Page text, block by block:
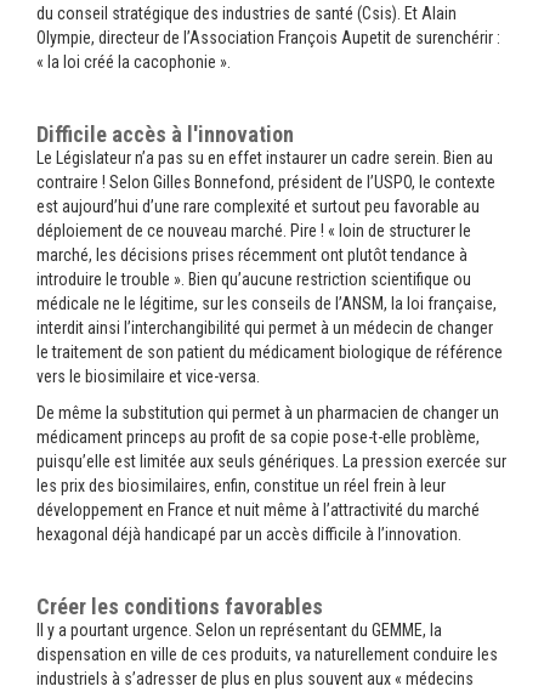
du conseil stratégique des industries de santé (Csis). Et Alain
Olympie, directeur de l’Association François Aupetit de surenchérir :
« la loi créé la cacophonie ».
Difficile accès à l'innovation
Le Législateur n’a pas su en effet instaurer un cadre serein. Bien au
contraire ! Selon Gilles Bonnefond, président de l’USPO, le contexte
est aujourd’hui d’une rare complexité et surtout peu favorable au
déploiement de ce nouveau marché. Pire ! « loin de structurer le
marché, les décisions prises récemment ont plutôt tendance à
introduire le trouble ». Bien qu’aucune restriction scientifique ou
médicale ne le légitime, sur les conseils de l’ANSM, la loi française,
interdit ainsi l’interchangibilité qui permet à un médecin de changer
le traitement de son patient du médicament biologique de référence
vers le biosimilaire et vice-versa.
De même la substitution qui permet à un pharmacien de changer un
médicament princeps au profit de sa copie pose-t-elle problème,
puisqu’elle est limitée aux seuls génériques. La pression exercée sur
les prix des biosimilaires, enfin, constitue un réel frein à leur
développement en France et nuit même à l’attractivité du marché
hexagonal déjà handicapé par un accès difficile à l’innovation.
Créer les conditions favorables
Il y a pourtant urgence. Selon un représentant du GEMME, la
dispensation en ville de ces produits, va naturellement conduire les
industriels à s’adresser de plus en plus souvent aux « médecins